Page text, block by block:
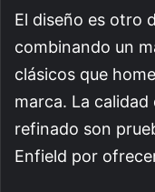
El diseño es otro
combinando un
clásicos que
marca. La
refinado son
Enfield por